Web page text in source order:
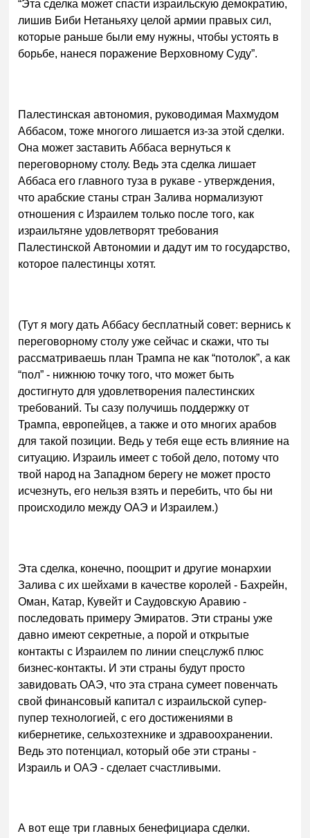
“Эта сделка может спасти израильскую демократию,
лишив Биби Нетаньяху целой армии правых сил,
которые раньше были ему нужны, чтобы устоять в
борьбе, нанеся поражение Верховному Суду”.
Палестинская автономия, руководимая Махмудом
Аббасом, тоже многого лишается из-за этой сделки.
Она может заставить Аббаса вернуться к
переговорному столу. Ведь эта сделка лишает
Аббаса его главного туза в рукаве - утверждения,
что арабские станы стран Залива нормализуют
отношения с Израилем только после того, как
израильтяне удовлетворят требования
Палестинской Автономии и дадут им то государство,
которое палестинцы хотят.
(Тут я могу дать Аббасу бесплатный совет: вернись к
переговорному столу уже сейчас и скажи, что ты
рассматриваешь план Трампа не как “потолок”, а как
“пол” - нижнюю точку того, что может быть
достигнуто для удовлетворения палестинских
требований. Ты сазу получишь поддержку от
Трампа, европейцев, а также и ото многих арабов
для такой позиции. Ведь у тебя еще есть влияние на
ситуацию. Израиль имеет с тобой дело, потому что
твой народ на Западном берегу не может просто
исчезнуть, его нельзя взять и перебить, что бы ни
происходило между ОАЭ и Израилем.)
Эта сделка, конечно, поощрит и другие монархии
Залива с их шейхами в качестве королей - Бахрейн,
Оман, Катар, Кувейт и Саудовскую Аравию -
последовать примеру Эмиратов. Эти страны уже
давно имеют секретные, а порой и открытые
контакты с Израилем по линии спецслужб плюс
бизнес-контакты. И эти страны будут просто
завидовать ОАЭ, что эта страна сумеет повенчать
свой финансовый капитал с израильской супер-
пупер технологией, с его достижениями в
кибернетике, сельхозтехнике и здравоохранении.
Ведь это потенциал, который обе эти страны -
Израиль и ОАЭ - сделает счастливыми.
А вот еще три главных бенефициара сделки.